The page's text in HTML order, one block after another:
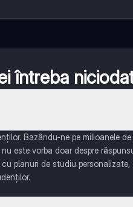
întreba
Bazându-ne pe milioanele
este vorba doar despre
planuri de studiu